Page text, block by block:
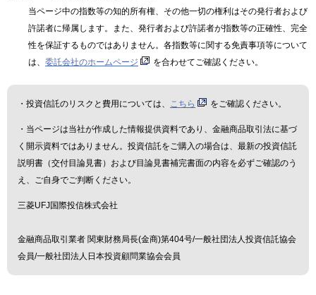
当ページ中の指数等の知的所有権、その他一切の権利はその発行者および
許諾者に帰属します。また、発行者および許諾者が指数等の正確性、完全
性を保証するものではありません。各指数等に関する免責事項等について
は、 委託会社のホームページ を合わせてご確認ください。
・投資信託のリスクと費用については、 こちら をご確認ください。
・当ページは当社が作成した情報提供資料であり、金融商品取引法に基づ
く開示資料ではありません。投資信託をご購入の場合は、最新の投資信託
説明書（交付目論見書）および目論見書補完書面の内容を必ずご確認のう
え、ご自身でご判断ください。
三菱UFJ国際投信株式会社
金融商品取引業者 関東財務局長(金商)第404号/一般社団法人投資信託協会
会員/一般社団法人日本投資顧問業協会会員